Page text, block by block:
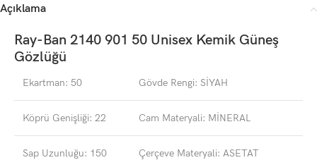
Açıklama
Ray-Ban 2140 901 50 Unisex Kemik Güneş
Gözlüğü
Ekartman: 50 Gövde Rengi: SİYAH
Köprü Genişliği: 22 Cam Materyali: MİNERAL
Sap Uzunluğu: 150 Çerçeve Materyali: ASETAT